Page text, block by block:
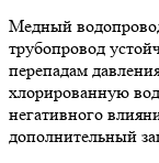
Медный
трубопровод
перепадам
хлорированную
негативного
дополнительный